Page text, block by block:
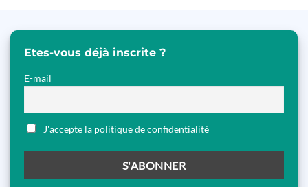
Etes-vous déjà inscrite ?
E-mail
J'accepte la politique de confidentialité